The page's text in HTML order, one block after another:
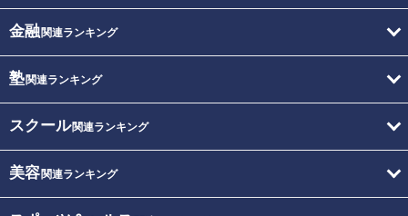
金融関連ランキング
塾関連ランキング
スクール関連ランキング
美容関連ランキング